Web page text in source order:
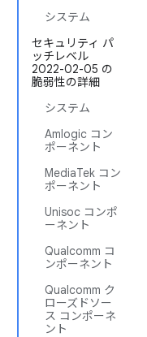
システム
セキュリティ パ
ッチレベル
2022-02-05 の
脆弱性の詳細
システム
Amlogic コン
ポーネント
MediaTek コン
ポーネント
Unisoc コンポ
ーネント
Qualcomm コ
ンポーネント
Qualcomm ク
ローズドソー
ス コンポーネ
ント